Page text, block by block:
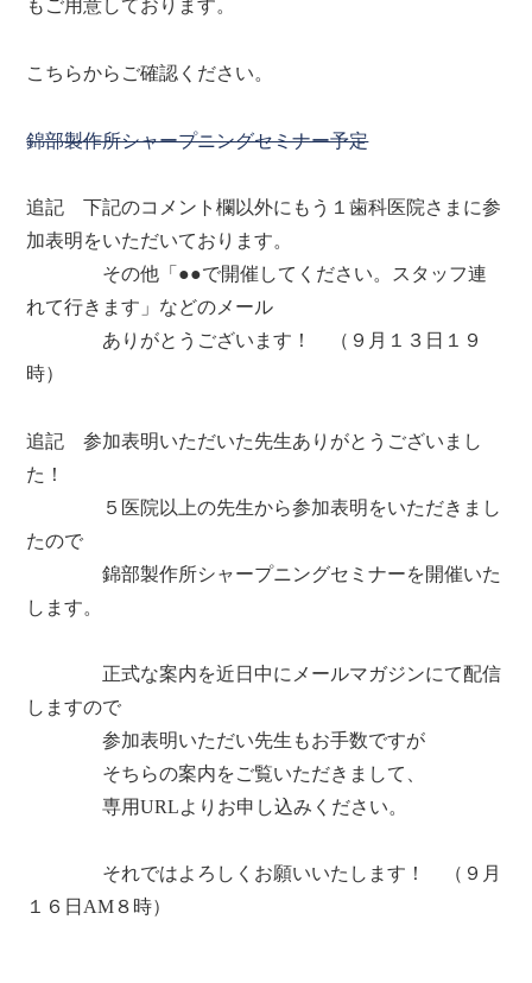
もご用意しております。
こちらからご確認ください。
錦部製作所シャープニングセミナー予定
追記 下記のコメント欄以外にもう１歯科医院さまに参
加表明をいただいております。
その他「●●で開催してください。スタッフ連
れて行きます」などのメール
ありがとうございます！ （９月１３日１９
時）
追記 参加表明いただいた先生ありがとうございまし
た！
５医院以上の先生から参加表明をいただきまし
たので
錦部製作所シャープニングセミナーを開催いた
します。
正式な案内を近日中にメールマガジンにて配信
しますので
参加表明いただい先生もお手数ですが
そちらの案内をご覧いただきまして、
専用URLよりお申し込みください。
それではよろしくお願いいたします！ （９月
１６日AM８時）